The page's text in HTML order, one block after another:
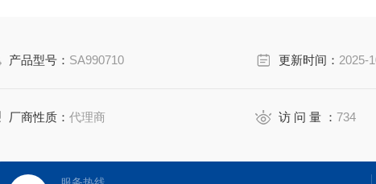
是高质量高性价的，适用于所对应仪器。
产品型号： SA990710 更新时间： 2025-
厂商性质：代理商 访 问 量 ： 734